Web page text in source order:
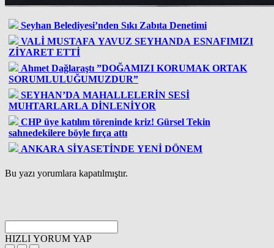
Seyhan Belediyesi’nden Sıkı Zabıta Denetimi
VALİ MUSTAFA YAVUZ SEYHANDA ESNAFIMIZI
ZİYARET ETTİ
Ahmet Dağlaraştı ”DOĞAMIZI KORUMAK ORTAK
SORUMLULUĞUMUZDUR”
SEYHAN’DA MAHALLELERİN SESİ
MUHTARLARLA DİNLENİYOR
CHP üye katılım töreninde kriz! Gürsel Tekin
sahnedekilere böyle fırça attı
ANKARA SİYASETİNDE YENİ DÖNEM
Bu yazı yorumlara kapatılmıştır.
HIZLI YORUM YAP